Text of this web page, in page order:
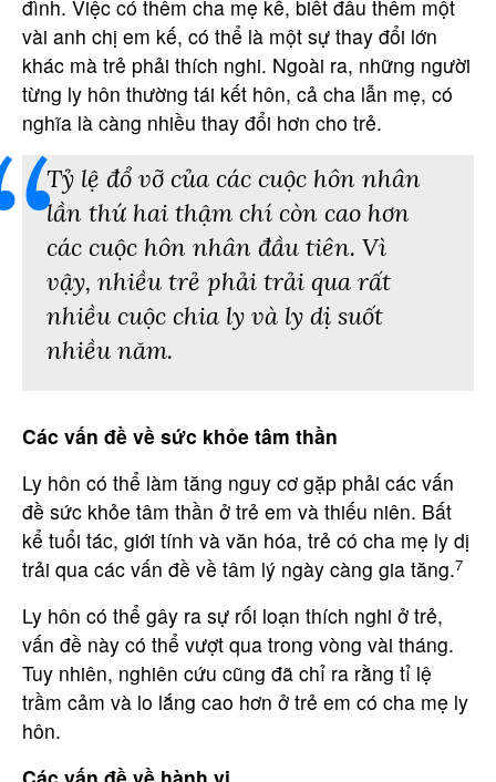
đình. Việc có thêm cha mẹ kế, biết đâu thêm một
vài anh chị em kế, có thể là một sự thay đổi lớn
khác mà trẻ phải thích nghi. Ngoài ra, những người
từng ly hôn thường tái kết hôn, cả cha lẫn mẹ, có
nghĩa là càng nhiều thay đổi hơn cho trẻ.
Tỷ lệ đổ vỡ của các cuộc hôn nhân
lần thứ hai thậm chí còn cao hơn
các cuộc hôn nhân đầu tiên. Vì
vậy, nhiều trẻ phải trải qua rất
nhiều cuộc chia ly và ly dị suốt
nhiều năm.
Các vấn đề về sức khỏe tâm thần
Ly hôn có thể làm tăng nguy cơ gặp phải các vấn
đề sức khỏe tâm thần ở trẻ em và thiếu niên. Bất
kể tuổi tác, giới tính và văn hóa, trẻ có cha mẹ ly dị
trải qua các vấn đề về tâm lý ngày càng gia tăng.7
Ly hôn có thể gây ra sự rối loạn thích nghi ở trẻ,
vấn đề này có thể vượt qua trong vòng vài tháng.
Tuy nhiên, nghiên cứu cũng đã chỉ ra rằng tỉ lệ
trầm cảm và lo lắng cao hơn ở trẻ em có cha mẹ ly
hôn.